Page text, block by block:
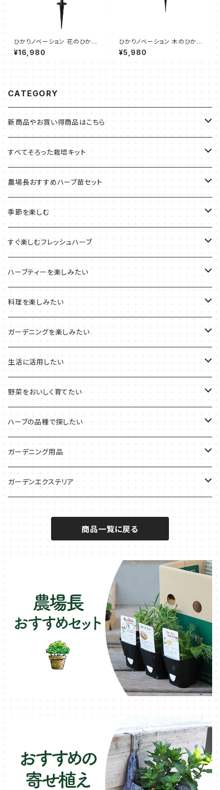
ひかりノベーション 花のひかり
基本セット（2個セット、ポール
短、ポール長、スパイク、ジョイン
¥16,980
ひかりノベーション 木のひかり
追加ライト（タカショー）
¥5,980
CATEGORY
新商品やお買い得商品はこちら
今イチオシの商品
季節のおすすめ商品
すべてそろった栽培キット
フェルトプランターの栽培キット
ルーツポーチの栽培キット
ブリキプランターの栽培キット
木製プランターの栽培キット
プラ製プランターの栽培キット
その他のプランターの栽培キット
農場長おすすめハーブ苗セット
農場長おすすめセット
おすすめの寄せ植え
季節を楽しむ
2022年のお正月
2022年の母の日
2021年の敬老の日
2021年のハロウィン
2021年のクリスマス
すぐ楽しむフレッシュハーブ
ハーブミックス
ハーブブーケ
フレッシュハーブ
ハーブティーを楽しみたい
ハーブティーの定番ハーブ
リラックスしたい時に
シャキッとしたい時に
デトックスに
気分で香りを楽しみたい
料理を楽しみたい
料理の定番ハーブ
イタリア料理に
魚料理に
BBQ・肉料理に
サラダに使いたい
秋植えで料理に
ガーデニングを楽しみたい
花を楽しみたい
カラーリーフ
ハーブガーデンづくりに
夏のハーブガーデンに
生活に活用したい
パーティーハーブ
インスタ映えハーブ
虫よけに使いたい
ハーブバスに
野菜をおいしく育てたい
トマトのコンパニオン
ジャガイモのコンパニオン
葉物野菜のコンパニオン
キュウリのコンパニオン
イチゴをおいしく育てたい
ハーブの品種で探したい
ミント・ハーブ苗
バジル・ハーブ苗
タイム・ハーブ苗
マロウ・ハーブ苗
ヒソップ・ハーブ苗
オレガノ・ハーブ苗
ラベンダー・ハーブ苗
ローズマリー・ハーブ苗
ガーデニング用品
その他
樹脂製 / プラ製プランター
ファイバー製プランター
ブリキ製プランター
ガーデンエクステリア
オーニング
シェード
テーブル・チェア・ベンチ
商品一覧に戻る